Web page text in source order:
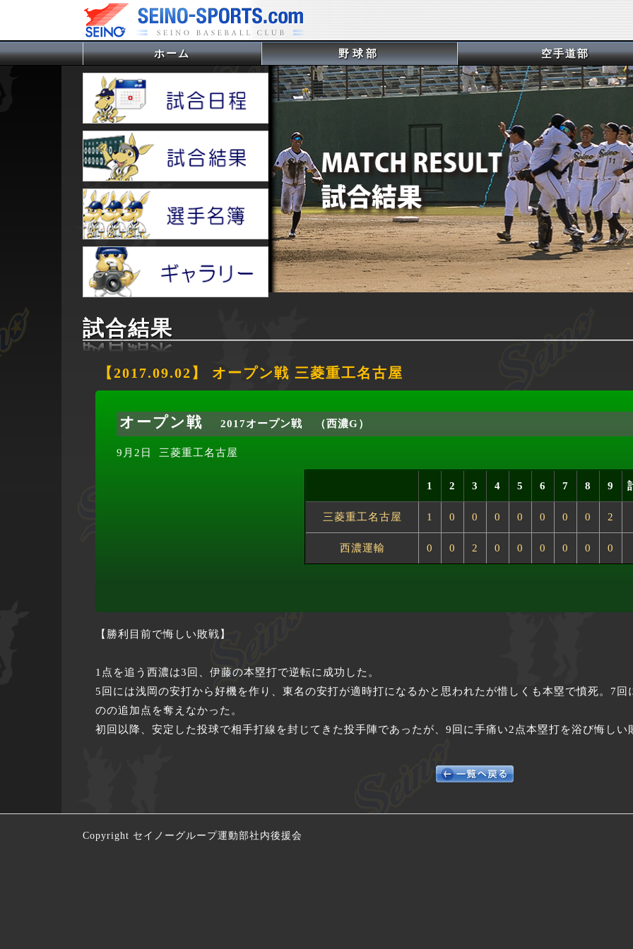
ホーム(current) 野球部 空手道部
試合結果
【2017.09.02】 オープン戦 三菱重工名古屋
オープン戦 2017オープン戦 （西濃G）
9月2日 三菱重工名古屋
1 2 3 4 5 6 7 8 9
三菱重工名古屋 1 0 0 0 0 0 0 0 2
西濃運輸 0 0 2 0 0 0 0 0 0
【勝利目前で悔しい敗戦】
1点を追う西濃は3回、伊藤の本塁打で逆転に成功した。
5回には浅岡の安打から好機を作り、東名の安打が適時打になるかと思われたが惜しくも本塁で憤死。7
のの追加点を奪えなかった。
初回以降、安定した投球で相手打線を封じてきた投手陣であったが、9回に手痛い2点本塁打を浴び悔しい
Copyright セイノーグループ運動部社内後援会